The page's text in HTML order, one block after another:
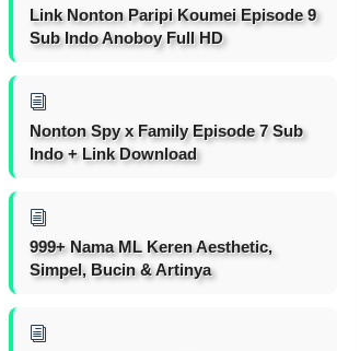
Link Nonton Paripi Koumei Episode 9
Sub Indo Anoboy Full HD
Nonton Spy x Family Episode 7 Sub
Indo + Link Download
999+ Nama ML Keren Aesthetic,
Simpel, Bucin & Artinya